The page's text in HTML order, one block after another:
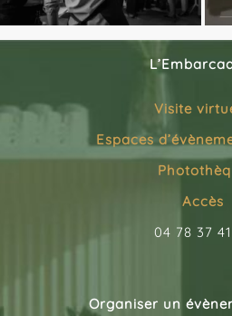
Visite
Espaces
Accès
04 78 37
Organiser un